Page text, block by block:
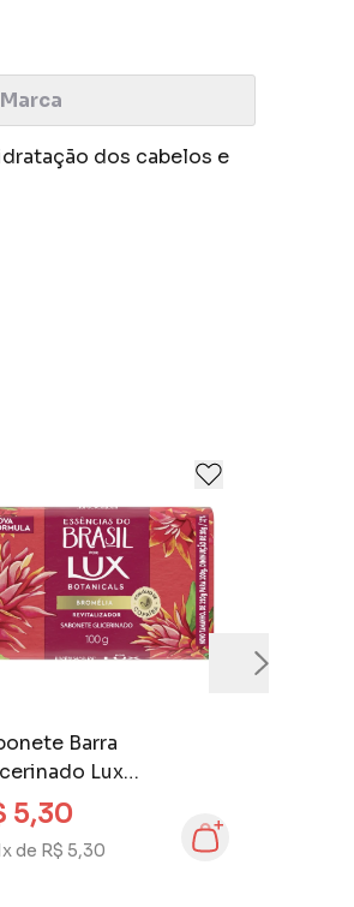
Marca
dos cabelos e
Barra
Lux
Essências do
100 gr Bromélia
5,30
de R$ 5,30